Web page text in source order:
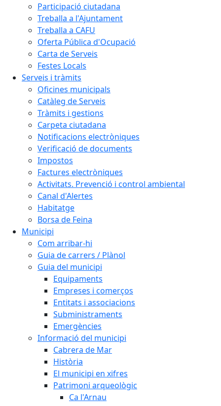
Participació ciutadana
Treballa a l'Ajuntament
Treballa a CAFU
Oferta Pública d'Ocupació
Carta de Serveis
Festes Locals
Serveis i tràmits
Oficines municipals
Catàleg de Serveis
Tràmits i gestions
Carpeta ciutadana
Notificacions electròniques
Verificació de documents
Impostos
Factures electròniques
Activitats. Prevenció i control ambiental
Canal d'Alertes
Habitatge
Borsa de Feina
Municipi
Com arribar-hi
Guia de carrers / Plànol
Guia del municipi
Equipaments
Empreses i comerços
Entitats i associacions
Subministraments
Emergències
Informació del municipi
Cabrera de Mar
Història
El municipi en xifres
Patrimoni arqueològic
Ca l'Arnau